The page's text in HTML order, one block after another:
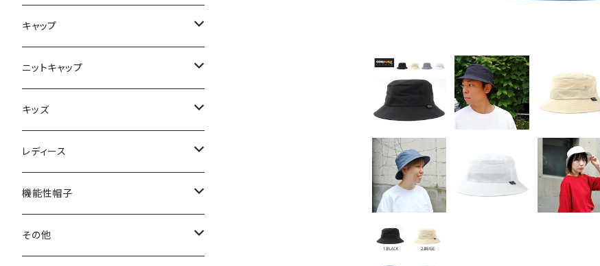
秋冬
春夏
秋冬
キャップ
春夏
秋冬
ニットキャップ
春夏
秋冬
キッズ
春夏
秋冬
レディース
春夏
秋冬
機能性帽子
春夏
その他